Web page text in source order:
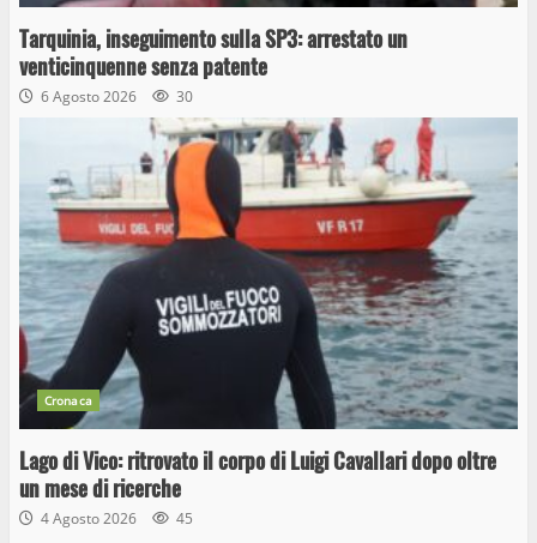
Tarquinia, inseguimento sulla SP3: arrestato un
venticinquenne senza patente
6 Agosto 2026 30
Cronaca
Lago di Vico: ritrovato il corpo di Luigi Cavallari dopo oltre
un mese di ricerche
4 Agosto 2026 45